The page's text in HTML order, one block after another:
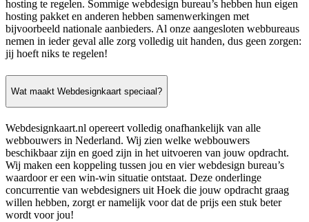
hosting te regelen. Sommige webdesign bureau’s hebben hun eigen
hosting pakket en anderen hebben samenwerkingen met
bijvoorbeeld nationale aanbieders. Al onze aangesloten webbureaus
nemen in ieder geval alle zorg volledig uit handen, dus geen zorgen:
jij hoeft niks te regelen!
Wat maakt Webdesignkaart speciaal?
Webdesignkaart.nl opereert volledig onafhankelijk van alle
webbouwers in Nederland. Wij zien welke webbouwers
beschikbaar zijn en goed zijn in het uitvoeren van jouw opdracht.
Wij maken een koppeling tussen jou en vier webdesign bureau’s
waardoor er een win-win situatie ontstaat. Deze onderlinge
concurrentie van webdesigners uit Hoek die jouw opdracht graag
willen hebben, zorgt er namelijk voor dat de prijs een stuk beter
wordt voor jou!